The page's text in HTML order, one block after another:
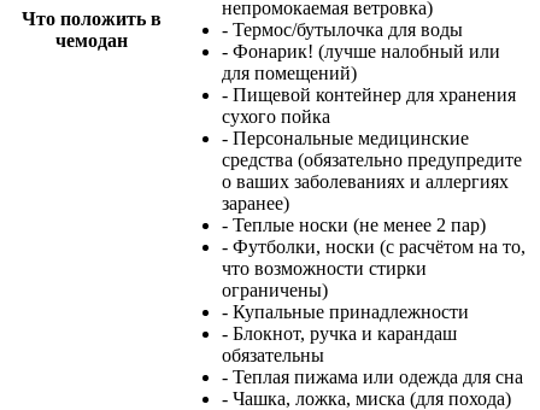
Что положить в
чемодан
непромокаемая ветровка)
- Термос/бутылочка для воды
- Фонарик! (лучше налобный или
для помещений)
- Пищевой контейнер для хранения
сухого пойка
- Персональные медицинские
средства (обязательно предупредите
о ваших заболеваниях и аллергиях
заранее)
- Теплые носки (не менее 2 пар)
- Футболки, носки (с расчётом на то,
что возможности стирки
ограничены)
- Купальные принадлежности
- Блокнот, ручка и карандаш
обязательны
- Теплая пижама или одежда для сна
- Чашка, ложка, миска (для похода)